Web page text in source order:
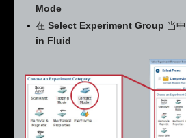
Mode
在Select Experiment Group 当
in Fluid